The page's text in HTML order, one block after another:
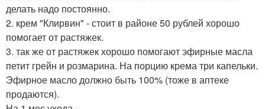
делать надо постоянно.
2. крем "Клирвин" - стоит в районе 50 рублей хорошо
помогает от растяжек.
3. так же от растяжек хорошо помогают эфирные масла
петит грейн и розмарина. На порцию крема три капельки.
Эфирное масло должно быть 100% (тоже в аптеке
продаются).